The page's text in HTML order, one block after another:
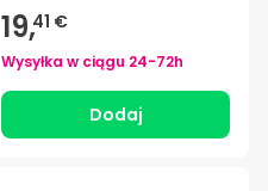
19,41 €
Wysyłka w ciągu 24-72h
Dodaj